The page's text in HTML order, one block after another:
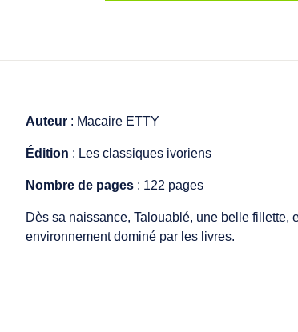
Auteur : Macaire ETTY
Édition : Les classiques ivoriens
Nombre de pages : 122 pages
Dès sa naissance, Talouablé, une belle fillette,
environnement dominé par les livres.